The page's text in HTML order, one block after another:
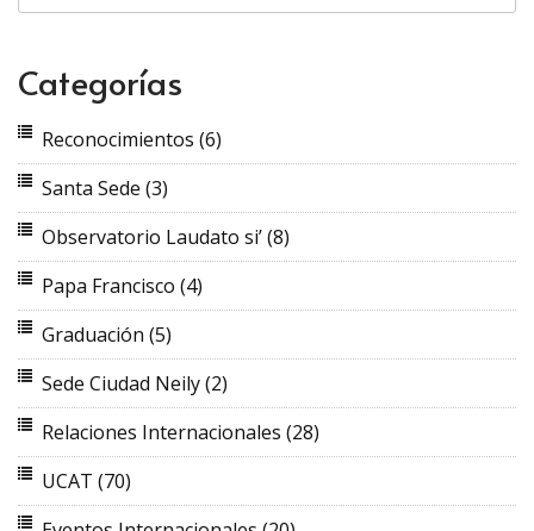
Categorías
Reconocimientos (6)
Santa Sede (3)
Observatorio Laudato si’(8)
Papa Francisco (4)
Graduación (5)
Sede Ciudad Neily(2)
Relaciones Internacionales (28)
UCAT (70)